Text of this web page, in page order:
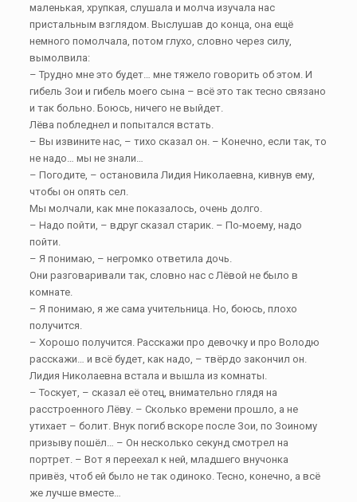
маленькая, хрупкая, слушала и молча изучала нас
пристальным взглядом. Выслушав до конца, она ещё
немного помолчала, потом глухо, словно через силу,
вымолвила:
– Трудно мне это будет… мне тяжело говорить об этом. И
гибель Зои и гибель моего сына – всё это так тесно связано
и так больно. Боюсь, ничего не выйдет.
Лёва побледнел и попытался встать.
– Вы извините нас, – тихо сказал он. – Конечно, если так, то
не надо… мы не знали…
– Погодите, – остановила Лидия Николаевна, кивнув ему,
чтобы он опять сел.
Мы молчали, как мне показалось, очень долго.
– Надо пойти, – вдруг сказал старик. – По-моему, надо
пойти.
– Я понимаю, – негромко ответила дочь.
Они разговаривали так, словно нас с Лёвой не было в
комнате.
– Я понимаю, я же сама учительница. Но, боюсь, плохо
получится.
– Хорошо получится. Расскажи про девочку и про Володю
расскажи… и всё будет, как надо, – твёрдо закончил он.
Лидия Николаевна встала и вышла из комнаты.
– Тоскует, – сказал её отец, внимательно глядя на
расстроенного Лёву. – Сколько времени прошло, а не
утихает – болит. Внук погиб вскоре после Зои, по Зоиному
призыву пошёл… – Он несколько секунд смотрел на
портрет. – Вот я переехал к ней, младшего внучонка
привёз, чтоб ей было не так одиноко. Тесно, конечно, а всё
же лучше вместе…